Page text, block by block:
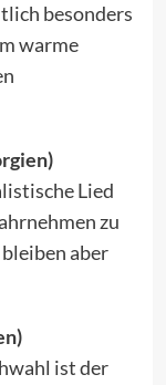
besonders
warme
Lied
zu
aber
ist der